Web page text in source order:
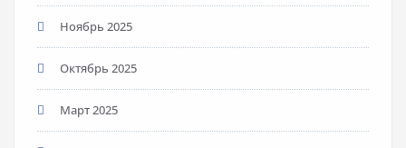
Ноябрь 2025
Октябрь 2025
Март 2025